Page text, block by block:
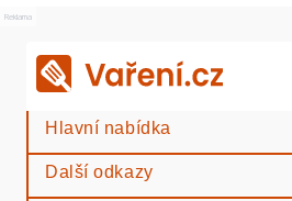
Reklama
Hlavní nabídka
Další odkazy